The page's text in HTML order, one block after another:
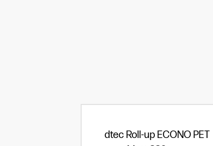
dtec Roll-up ECONO PET